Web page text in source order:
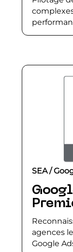
SEA /
agences
Google